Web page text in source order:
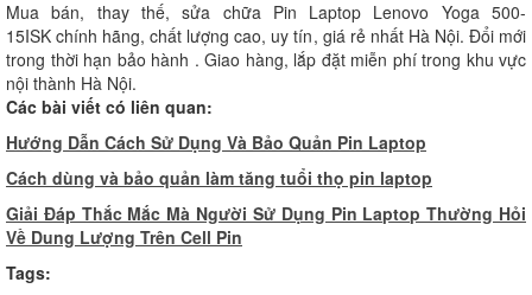
Mua bán, thay thế, sửa chữa Pin Laptop Lenovo Yoga 500-
15ISK chính hãng, chất lượng cao, uy tín, giá rẻ nhất Hà Nội. Đổi mới
trong thời hạn bảo hành . Giao hàng, lắp đặt miễn phí trong khu vực
nội thành Hà Nội.
Các bài viết có liên quan:
Hướng Dẫn Cách Sử Dụng Và Bảo Quản Pin Laptop
Cách dùng và bảo quản làm tăng tuổi thọ pin laptop
Giải Đáp Thắc Mắc Mà Người Sử Dụng Pin Laptop Thường Hỏi
Về Dung Lượng Trên Cell Pin
Tags: